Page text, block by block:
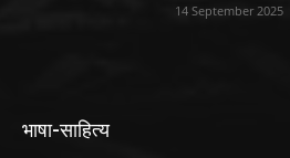
14 September 2025
भाषा-साहित्य